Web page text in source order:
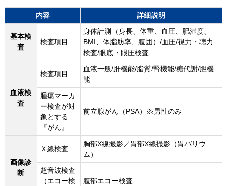
内容 詳細説明
基本検
査
検査項目
身体計測（身長、体重、血圧、肥満度、
BMI、体脂肪率、腹囲）/血圧/視力・聴力
検査/眼底・眼圧検査
血液検
査
検査項目
血液一般/肝機能/脂質/腎機能/糖代謝/胆機
能
腫瘍マーカ
ー検査が対
象とする
『がん』
前立腺がん（PSA）※男性のみ
画像診
断
Ｘ線検査
胸部X線撮影／胃部X線撮影（胃バリウ
ム）
超音波検査
（エコー検
腹部エコー検査